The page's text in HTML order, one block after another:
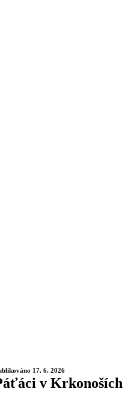
17. 6. 2026
v Krkonoších